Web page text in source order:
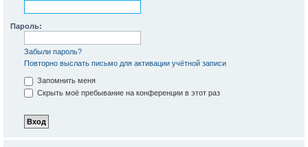
Пароль:
Забыли пароль?
Повторно выслать письмо для активации учётной записи
Запомнить меня
Скрыть моё пребывание на конференции в этот раз